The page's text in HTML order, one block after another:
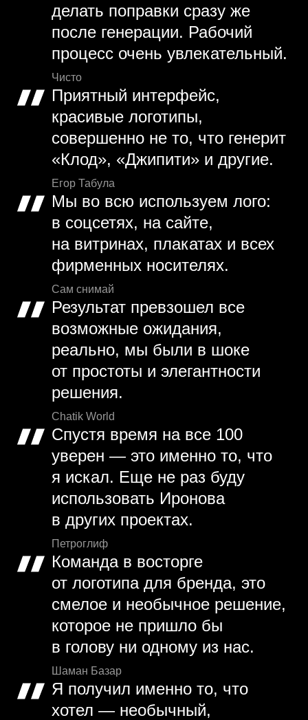
делать поправки сразу же
после генерации. Рабочий
процесс очень увлекательный.
Чисто
Приятный интерфейс,
красивые логотипы,
совершенно не то, что генерит
«Клод», «Джипити» и другие.
Егор Табула
Мы во всю используем лого:
в соцсетях, на сайте,
на витринах, плакатах и всех
фирменных носителях.
Сам снимай
Результат превзошел все
возможные ожидания,
реально, мы были в шоке
от простоты и элегантности
решения.
Chatik World
Спустя время на все 100
уверен — это именно то, что
я искал. Еще не раз буду
использовать Иронова
в других проектах.
Петроглиф
Команда в восторге
от логотипа для бренда, это
смелое и необычное решение,
которое не пришло бы
в голову ни одному из нас.
Шаман Базар
Я получил именно то, что
хотел — необычный,